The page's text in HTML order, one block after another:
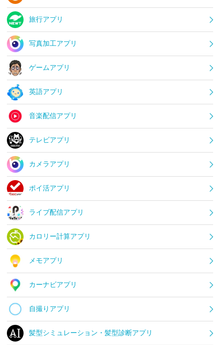
旅行アプリ
写真加工アプリ
ゲームアプリ
英語アプリ
音楽配信アプリ
テレビアプリ
カメラアプリ
ポイ活アプリ
ライブ配信アプリ
カロリー計算アプリ
メモアプリ
カーナビアプリ
自撮りアプリ
髪型シミュレーション・髪型診断アプリ